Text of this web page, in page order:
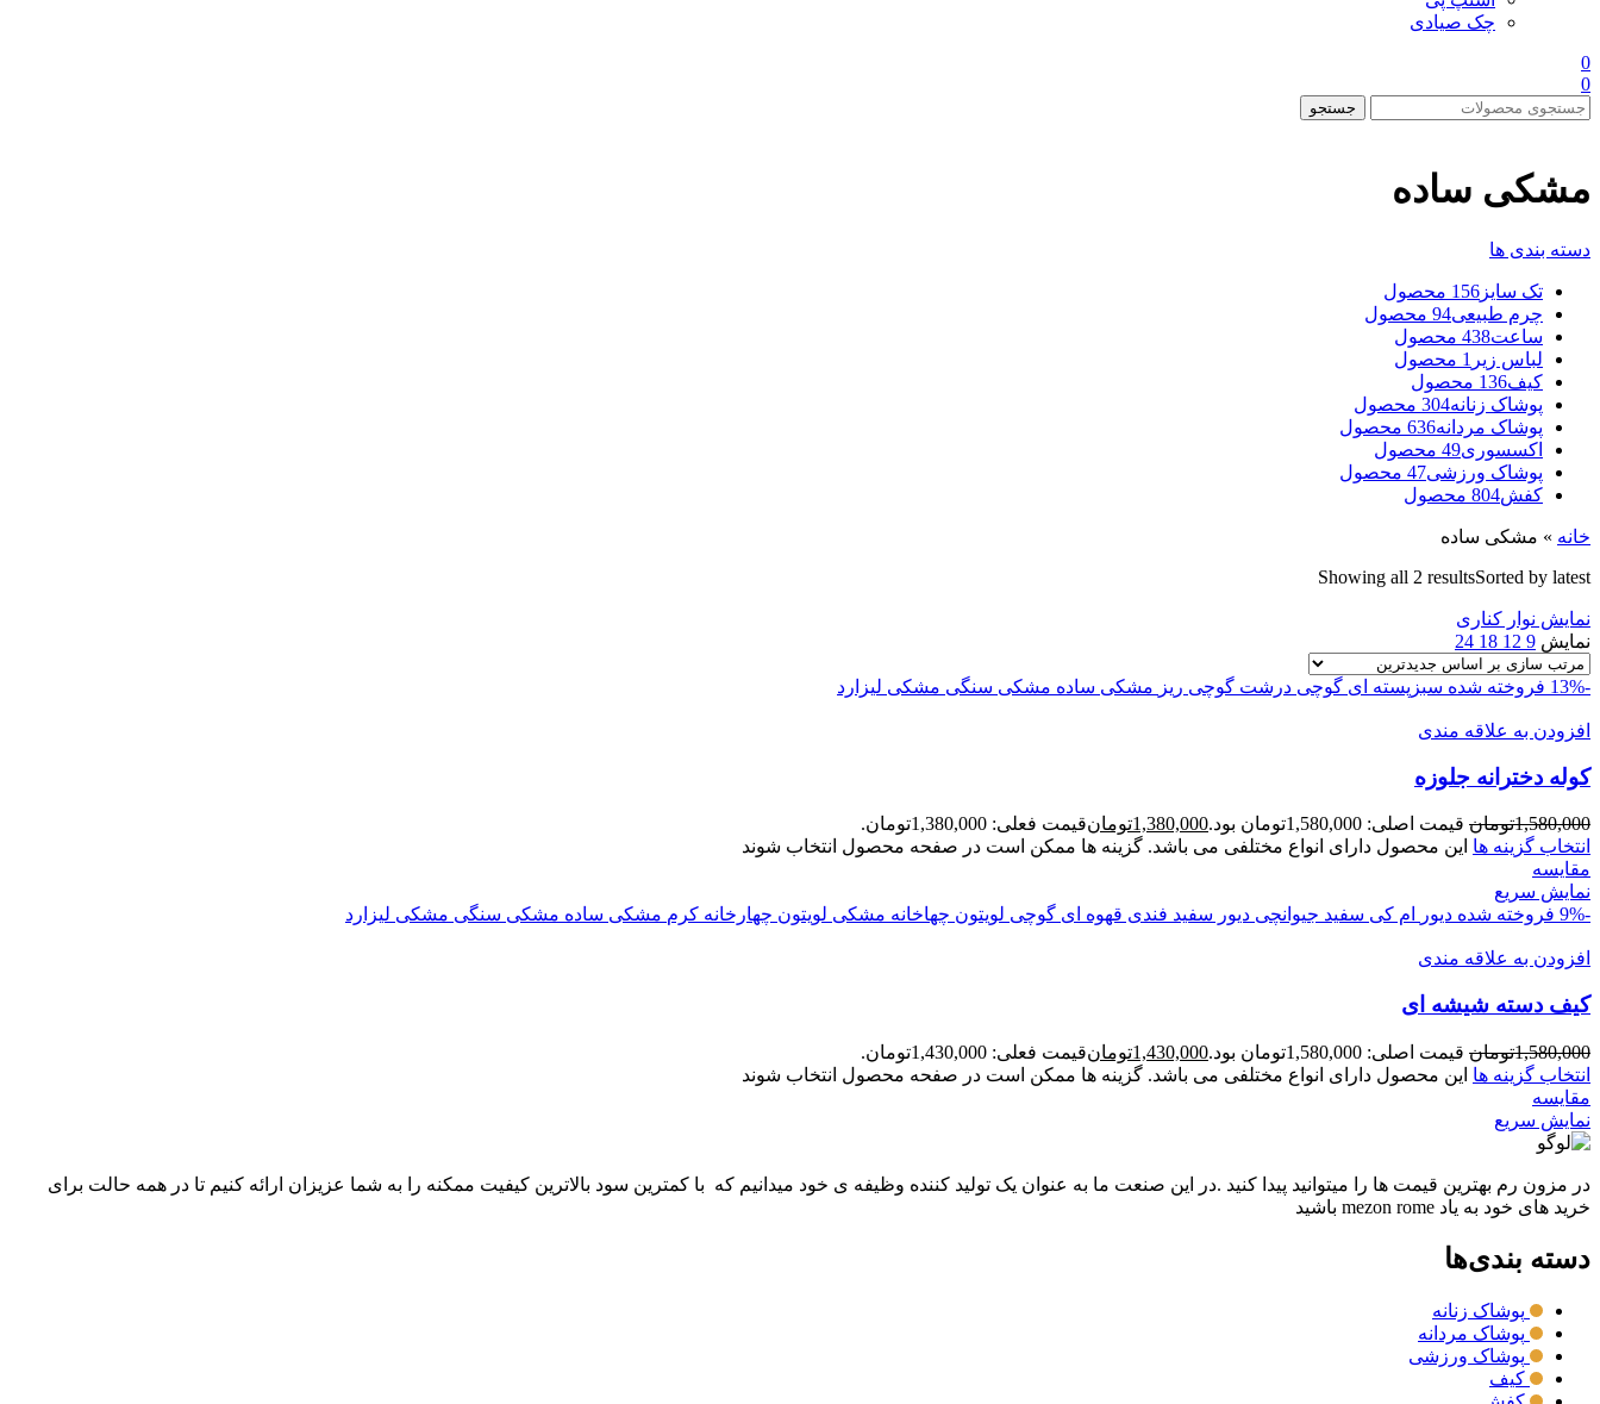
چک صیادی
0
0
جستجو
مشکی ساده
دسته بندی ها
تک سایز 156 محصول
چرم طبیعی94 محصول
ساعت438 محصول
لباس زیر 1 محصول
کیف136 محصول
پوشاک زنانه304 محصول
پوشاک مردانه636 محصول
اکسسوری49 محصول
پوشاک ورزشی47 محصول
کفش804 محصول
خانه » مشکی ساده
Showing all 2 resultsSorted by latest
نمایش نوار کناری
نمایش 9
12
18
24
-13% فروخته شده سبزپسته ای گوچی درشت گوچی ریز مشکی ساده مشکی سنگی مشکی لیزارد
افزودن به علاقه مندی
کوله دخترانه جلوزه
1,580,000تومان قیمت اصلی: 1,580,000تومان بود. 1,380,000تومانقیمت فعلی: 1,380,000تومان.
انتخاب گزینه ها این محصول دارای انواع مختلفی می باشد. گزینه ها ممکن است در صفحه محصول انتخاب شوند
مقايسه
نمایش سریع
-9%
فروخته شده دیور ام کی سفید جیوانچی دیور سفید فندی قهوه ای گوچی لویتون چهاخانه مشکی لویتون چهارخانه کرم مشکی ساده مشکی سنگی مشکی لیزارد
افزودن به علاقه مندی
کیف دسته شیشه ای
1,580,000تومان قیمت اصلی: 1,580,000تومان بود. 1,430,000تومانقیمت فعلی: 1,430,000تومان.
انتخاب گزینه ها این محصول دارای انواع مختلفی می باشد. گزینه ها ممکن است در صفحه محصول انتخاب شوند
مقايسه
نمایش سریع
در مزون رم بهترین قیمت ها را میتوانید پیدا کنید .در این صنعت ما به عنوان یک تولید کننده وظیفه ی خود میدانیم که با کمترین سود بالاترین کیفیت ممکنه را به شما عزیزان ارائه کنیم تا در همه حالت برای
خرید های خود به یاد mezon rome باشید
دسته بندی‌ها
پوشاک زنانه
پوشاک مردانه
پوشاک ورزشی
کیف